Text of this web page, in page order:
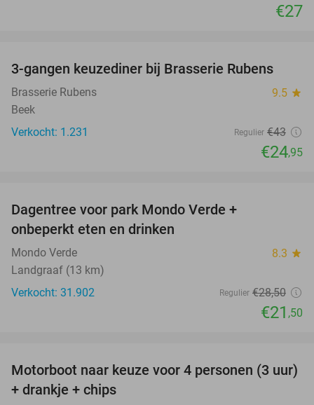
€27
42%
3-gangen keuzediner bij Brasserie Rubens
Brasserie Rubens 9.5 star
Beek
Verkocht: 1.231
Regulier €43
€24,95
Dagentree voor park Mondo Verde +
onbeperkt eten en drinken
Mondo Verde 8.3 star
Landgraaf (13 km)
Verkocht: 31.902
Regulier €28,50
€21 ,50
31%
Motorboot naar keuze voor 4 personen (3 uur)
+ drankje + chips